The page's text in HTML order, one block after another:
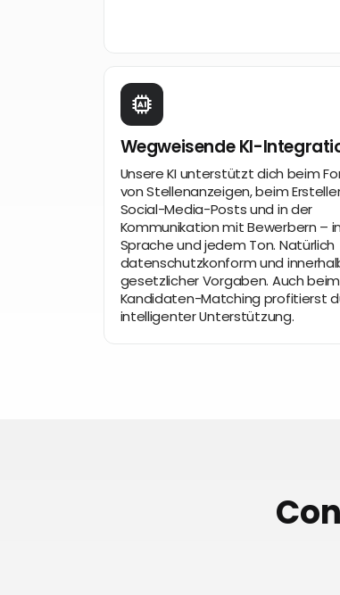
Wegweisende KI-
Unsere KI unterstützt dich beim
von Stellenanzeigen, beim
Social-Media-Posts und in der
Kommunikation mit Bewerbern –
Sprache und jedem Ton. Natürlich
datenschutzkonform und
gesetzlicher Vorgaben. Auch beim
Kandidaten-Matching profitierst
intelligenter Unterstützung.